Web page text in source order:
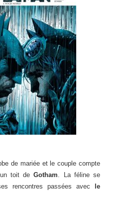
de mariée et le couple compte
toit deGotham. La féline se
rencontres passées avec
le